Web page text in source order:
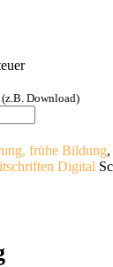
Download)
frühe Bildung,
Digital